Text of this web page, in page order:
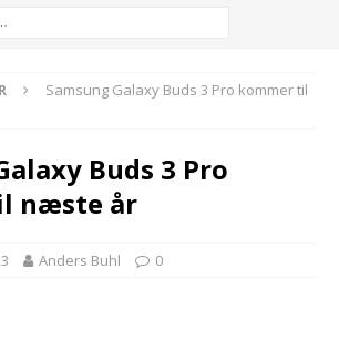
Samsung Galaxy Buds 3 Pro kommer til
Buds 3 Pro
næste år
Anders Buhl 0